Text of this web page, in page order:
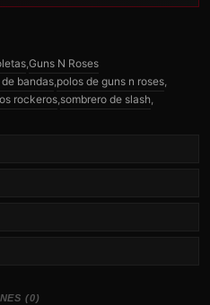
,Guns N Roses
bandas,polos de guns n roses,
rockeros,sombrero de slash,
(0)